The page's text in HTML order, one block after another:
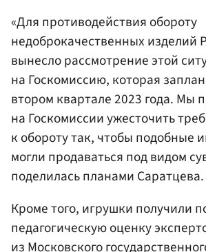
«Для противодействия обороту
недоброкачественных изделий
вынесло рассмотрение этой
на Госкомиссию, которая
втором квартале 2023 года. Мы
на Госкомиссии ужесточить
к обороту так, чтобы подобные
могли продаваться под видом
поделилась планами Саратцева.
Кроме того, игрушки получили
педагогическую оценку
из Московского